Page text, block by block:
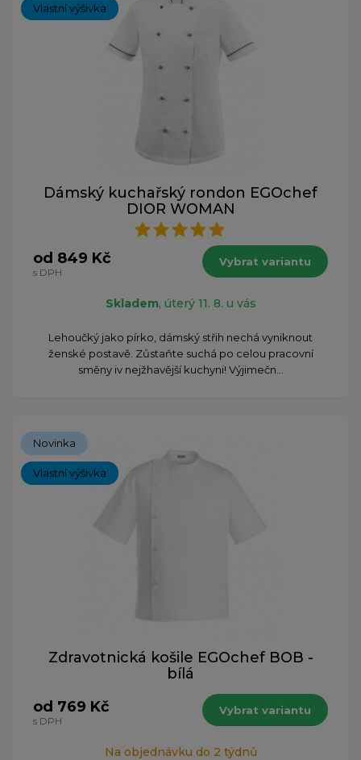
Vlastní výšivka
Dámský kuchařský rondon EGOchef
DIOR WOMAN
od 849 Kč
s DPH
Vybrat variantu
Skladem, úterý 11. 8. u vás
Lehoučký jako pírko, dámský střih nechá vyniknout
ženské postavě. Zůstaňte suchá po celou pracovní
směny iv nejžhavější kuchyni! Výjimečn...
Novinka
Vlastní výšivka
Zdravotnická košile EGOchef BOB -
bílá
od 769 Kč
s DPH
Vybrat variantu
Na objednávku do 2 týdnů